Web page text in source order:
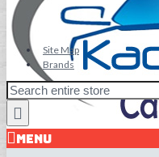
Site Map
Brands
MENU